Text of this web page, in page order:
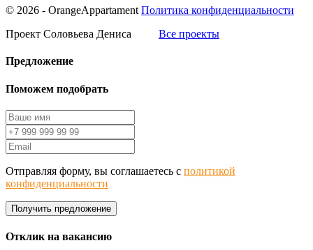
© 2026 - OrangeAppartament Политика конфиденциальности
Проект Соловьева Дениса
Все проекты
Предложение
Поможем подобрать
Отправляя форму, вы соглашаетесь с политикой
конфиденциальности
Получить предложение
Отклик на вакансию